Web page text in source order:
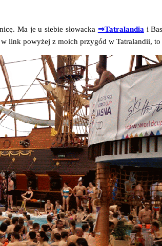
Ma je u sie­bie sło­wac­ka ⇒Tatra­lan­dia i
link powy­żej z moich przy­gód w Tatra­lan­dii,